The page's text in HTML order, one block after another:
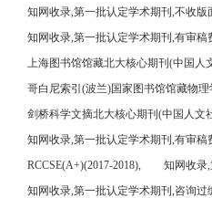
知网收录,第一批认定学术期刊,不收版
知网收录,第一批认定学术期刊,有审稿
上海图书馆馆藏北大核心期刊(中国人
哥白尼索引(波兰)国家图书馆馆藏物
剑桥科学文摘北大核心期刊(中国人文
知网收录,第一批认定学术期刊,有审稿
RCCSE(A+)(2017-2018),
知网收录
知网收录,第一批认定学术期刊,咨询过